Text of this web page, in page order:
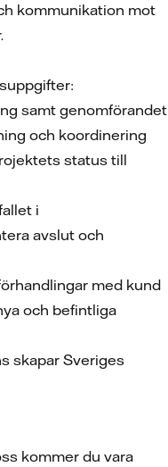
kommunikation mot
samt genomförandet
och koordinering
status till
i
avslut och
med kund
och befintliga
skapar Sveriges
kommer du vara